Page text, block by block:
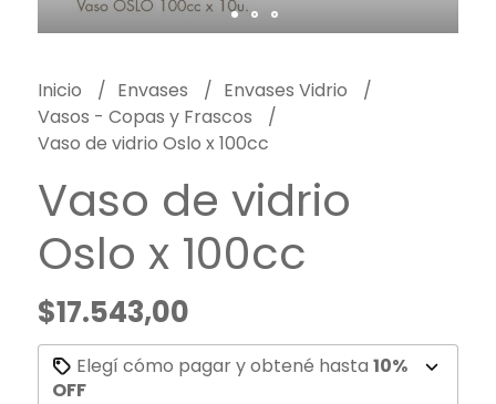
Inicio Envases
Envases Vidrio
Vasos - Copas y Frascos
Vaso de vidrio Oslo x 100cc
Vaso de vidrio
Oslo x 100cc
$17.543,00
Elegí cómo pagar y obtené hasta 10%
OFF